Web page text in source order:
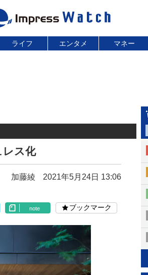
ライフ エンタメ マネー
レス化
加藤綾 2021年5月24日 13:06
note ブックマーク